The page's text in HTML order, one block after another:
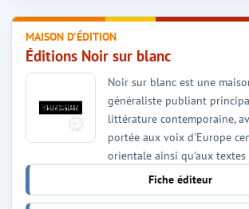
MAISON D'ÉDITION
Éditions Noir sur blanc
Noir sur blanc est une
généraliste publiant
littérature contemporaine,
portée aux voix d'Europe
orientale ainsi qu'aux
Fiche éditeur